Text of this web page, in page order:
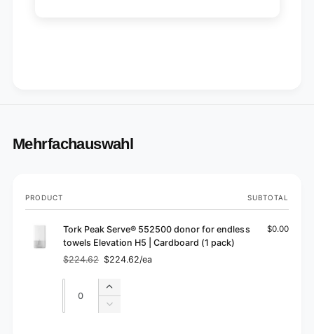
Mehrfachauswahl
Your
cart
PRODUCT SUBTOTAL
Tork Peak Serve® 552500 donor for endless
towels Elevation H5 | Cardboard (1 pack)
Regular
price
$224.62
Sale
price
$224.62/ea
$0.00
Quantity
Increase
quantity
Decrease